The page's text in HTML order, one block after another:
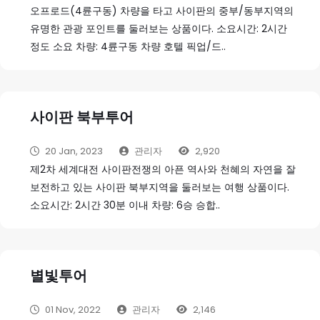
오프로드(4륜구동) 차량을 타고 사이판의 중부/동부지역의
유명한 관광 포인트를 둘러보는 상품이다. 소요시간: 2시간
정도 소요 차량: 4륜구동 차량 호텔 픽업/드..
사이판 북부투어
20 Jan, 2023 관리자 2,920
제2차 세계대전 사이판전쟁의 아픈 역사와 천혜의 자연을 잘
보전하고 있는 사이판 북부지역을 둘러보는 여행 상품이다.
소요시간: 2시간 30분 이내 차량: 6승 승합..
별빛투어
01 Nov, 2022 관리자 2,146